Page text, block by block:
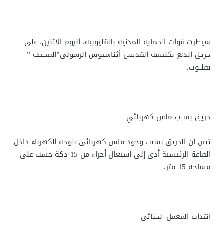
سيطرت قوات الحماية المدنية بالقليوبية، اليوم الاثنين، على
حريق اندلع بكنيسة القديس أثناسيوس الرسولي”المحطة ”
بقليوب.
حريق بسبب ماس كهربائي
تبين أن الحريق بسبب وجود ماس كهربائي بلوحة الكهرباء داخل
القاعة الرئيسية أدى إلى اشتعال أجزاء من 15 دكة خشب على
مساحة 15 متر.
انتداب المعمل الجنائي